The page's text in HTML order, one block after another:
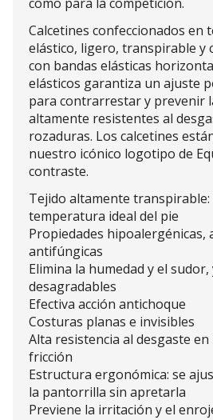
como para la competición.
Calcetines confeccionados en
elástico, ligero, transpirable y
con bandas elásticas
elásticos garantiza un ajuste
para contrarrestar y prevenir
altamente resistentes al
rozaduras. Los calcetines
nuestro icónico logotipo de
contraste.
Tejido altamente transpirable:
temperatura ideal del pie
Propiedades hipoalergénicas,
antifúngicas
Elimina la humedad y el
desagradables
Efectiva acción antichoque
Costuras planas e invisibles
Alta resistencia al desgaste en
fricción
Estructura ergonómica: se
la pantorrilla sin apretarla
Previene la irritación y el